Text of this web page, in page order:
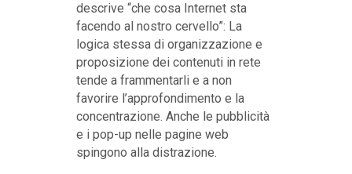
descrive “che cosa Internet sta
facendo al nostro cervello”: La
logica stessa di organizzazione e
proposizione dei contenuti in rete
tende a frammentarli e a non
favorire l’approfondimento e la
concentrazione. Anche le pubblicità
e i pop-up nelle pagine web
spingono alla distrazione.